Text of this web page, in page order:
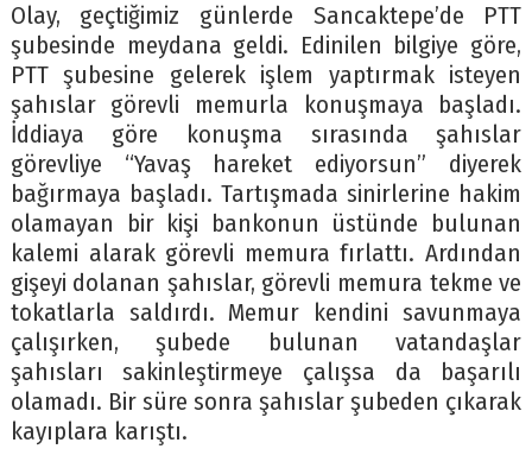
Olay, geçtiğimiz günlerde Sancaktepe’de PTT
şubesinde meydana geldi. Edinilen bilgiye göre,
PTT şubesine gelerek işlem yaptırmak isteyen
şahıslar görevli memurla konuşmaya başladı.
İddiaya göre konuşma sırasında şahıslar
görevliye “Yavaş hareket ediyorsun” diyerek
bağırmaya başladı. Tartışmada sinirlerine hakim
olamayan bir kişi bankonun üstünde bulunan
kalemi alarak görevli memura fırlattı. Ardından
gişeyi dolanan şahıslar, görevli memura tekme ve
tokatlarla saldırdı. Memur kendini savunmaya
çalışırken, şubede bulunan vatandaşlar
şahısları sakinleştirmeye çalışsa da başarılı
olamadı. Bir süre sonra şahıslar şubeden çıkarak
kayıplara karıştı.